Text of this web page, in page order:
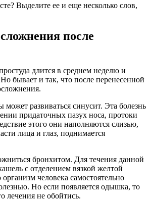
Выделите ее и еще несколько слов,
после
длится в среднем неделю и
бывает и так, что после перенесенной
может развиваться синусит. Эта болезнь
придаточных пазух носа, протоки
этого они наполняются слизью,
лица и глаз, поднимается
бронхитом. Для течения данной
с отделением вязкой желтой
человека самостоятельно
Но если появляется одышка, то
лечения не обойтись.